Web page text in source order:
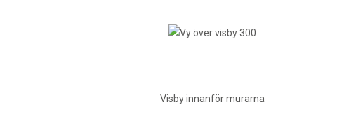
Visby innanför murarna